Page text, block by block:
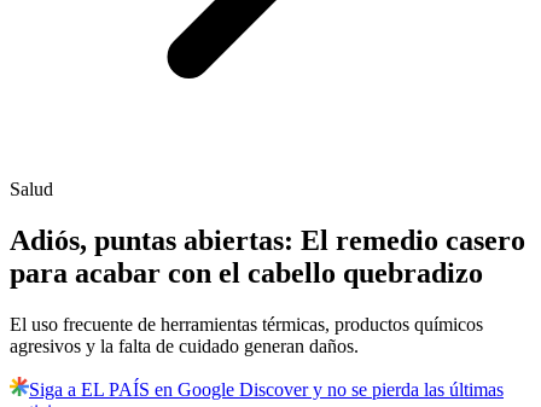
Salud
Adiós, puntas abiertas: El remedio casero
para acabar con el cabello quebradizo
El uso frecuente de herramientas térmicas, productos químicos
agresivos y la falta de cuidado generan daños.
Siga a EL PAÍS en Google Discover y no se pierda las últimas